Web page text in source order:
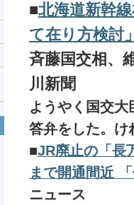
■北海道新幹
て在り方検討
斉藤国交相
川新聞
ようやく国交
答弁をした。け
■JR廃止の「長
まで開通間近
ニュース